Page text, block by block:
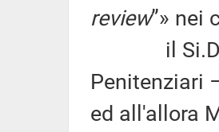
review”» nei
il
Penitenziari
ed all'allora